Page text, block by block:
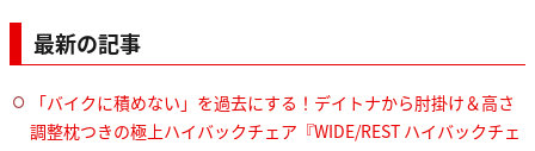
最新の記事
「バイクに積めない」を過去にする！デイトナから肘掛け＆高さ
調整枕つきの極上ハイバックチェア『WIDE/REST ハイバックチェ